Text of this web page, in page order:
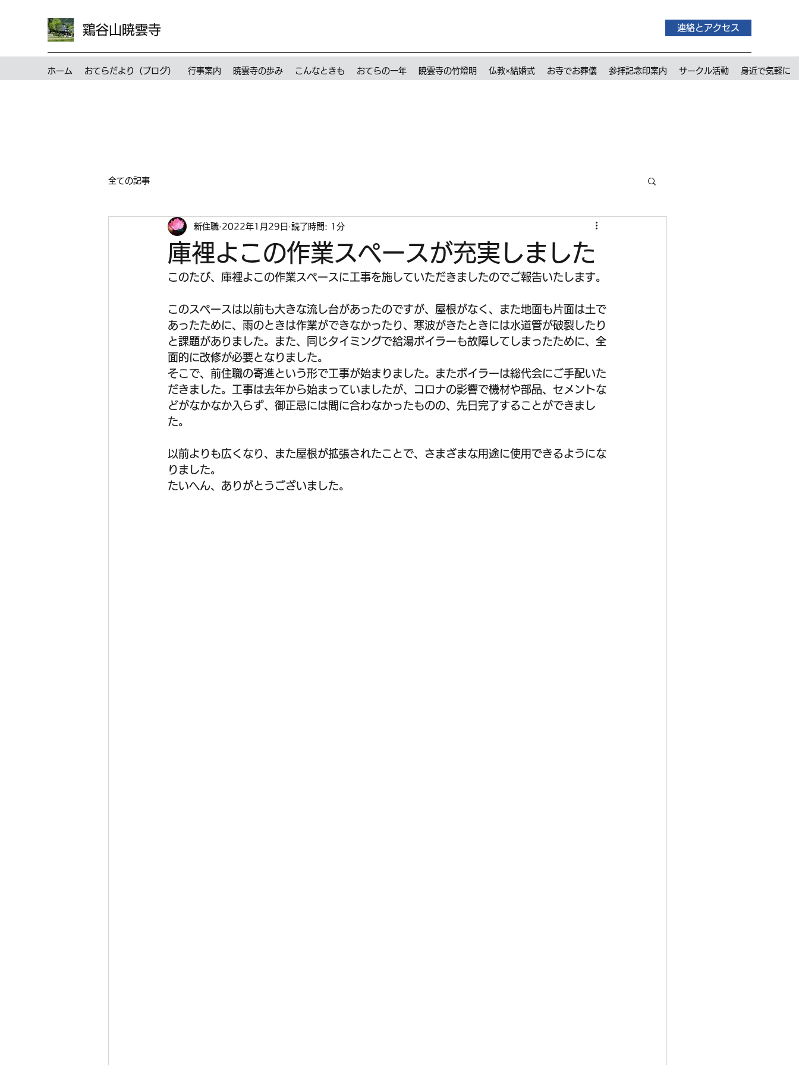
鶏谷山暁雲寺 連絡とアクセス
ホーム おてらだより（ブログ） 行事案内 暁雲寺の歩み こんなときも おてらの一年 暁雲寺の竹燈明 仏教×結婚式 お寺でお葬儀 参拝記念印案内 サークル活動 身近で気軽に
全ての記事
庫裡よこの作業スペースが充実しました
新住職 2022年1月29日 読了時間: 1分
このたび、庫裡よこの作業スペースに工事を施していただきましたのでご報告いたします。
このスペースは以前も大きな流し台があったのですが、屋根がなく、また地面も片面は土で
あったために、雨のときは作業ができなかったり、寒波がきたときには水道管が破裂したり
と課題がありました。また、同じタイミングで給湯ボイラーも故障してしまったために、全
面的に改修が必要となりました。
そこで、前住職の寄進という形で工事が始まりました。またボイラーは総代会にご手配いた
だきました。工事は去年から始まっていましたが、コロナの影響で機材や部品、セメントな
どがなかなか入らず、御正忌には間に合わなかったものの、先日完了することができまし
た。
以前よりも広くなり、また屋根が拡張されたことで、さまざまな用途に使用できるようにな
りました。
たいへん、ありがとうございました。